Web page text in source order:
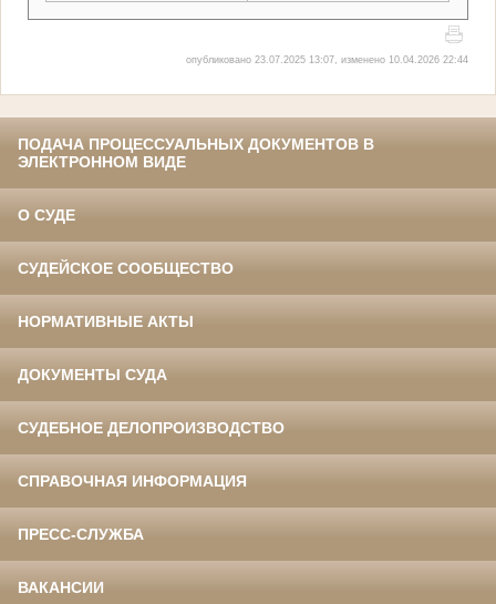
опубликовано 23.07.2025 13:07, изменено 10.04.2026 22:44
ПОДАЧА ПРОЦЕССУАЛЬНЫХ ДОКУМЕНТОВ В
ЭЛЕКТРОННОМ ВИДЕ
О СУДЕ
СУДЕЙСКОЕ СООБЩЕСТВО
НОРМАТИВНЫЕ АКТЫ
ДОКУМЕНТЫ СУДА
СУДЕБНОЕ ДЕЛОПРОИЗВОДСТВО
СПРАВОЧНАЯ ИНФОРМАЦИЯ
ПРЕСС-СЛУЖБА
ВАКАНСИИ